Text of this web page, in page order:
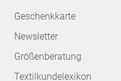
Geschenkkarte
Newsletter
Größenberatung
Textilkundelexikon